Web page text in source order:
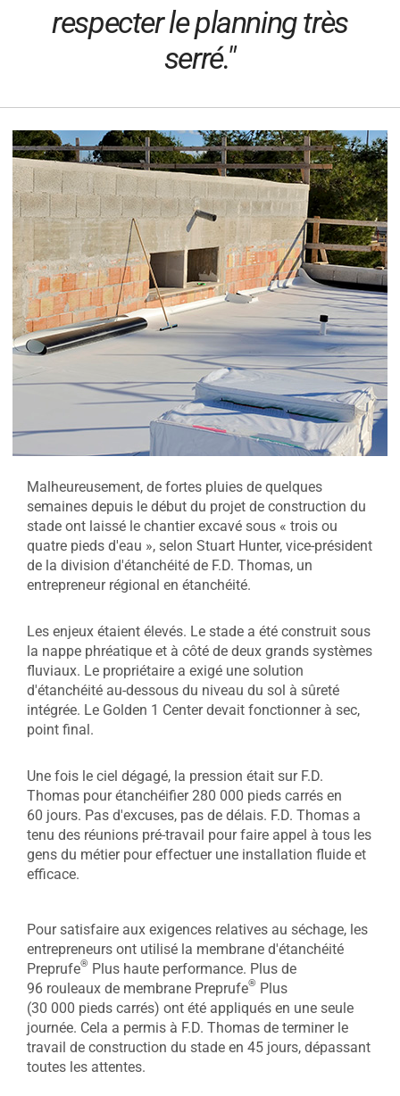
respecter le planning très
serré."
Malheureusement, de fortes pluies de quelques
semaines depuis le début du projet de construction du
stade ont laissé le chantier excavé sous « trois ou
quatre pieds d'eau », selon Stuart Hunter, vice-président
de la division d'étanchéité de F.D. Thomas, un
entrepreneur régional en étanchéité.
Les enjeux étaient élevés. Le stade a été construit sous
la nappe phréatique et à côté de deux grands systèmes
fluviaux. Le propriétaire a exigé une solution
d'étanchéité au-dessous du niveau du sol à sûreté
intégrée. Le Golden 1 Center devait fonctionner à sec,
point final.
Une fois le ciel dégagé, la pression était sur F.D.
Thomas pour étanchéifier 280 000 pieds carrés en
60 jours. Pas d'excuses, pas de délais. F.D. Thomas a
tenu des réunions pré-travail pour faire appel à tous les
gens du métier pour effectuer une installation fluide et
efficace.
Pour satisfaire aux exigences relatives au séchage, les
entrepreneurs ont utilisé la membrane d'étanchéité
Preprufe® Plus haute performance. Plus de
96 rouleaux de membrane Preprufe® Plus
(30 000 pieds carrés) ont été appliqués en une seule
journée. Cela a permis à F.D. Thomas de terminer le
travail de construction du stade en 45 jours, dépassant
toutes les attentes.